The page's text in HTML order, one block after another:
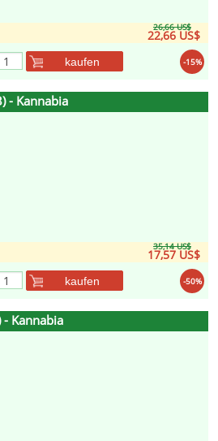
26,66 US$
22,66 US$
-15%
kaufen
- Kannabia
35,14 US$
17,57 US$
-50%
kaufen
- Kannabia